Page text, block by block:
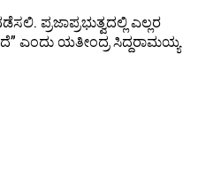
ಪ್ರಜಾಪ್ರಭುತ್ವದಲ್ಲಿ ಎಲ್ಲರ
ಎಂದು ಯತೀಂದ್ರ ಸಿದ್ದರಾಮಯ್ಯ